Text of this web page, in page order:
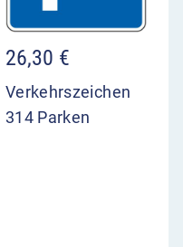
26,30 €
Verkehrszeichen
314 Parken